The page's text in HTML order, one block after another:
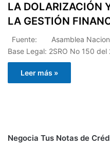
LA DOLARIZACIÓN
LA GESTIÓN
Fuente: Asamblea
Base Legal: 2SRO No 150
Leer más »
Negocia Tus Notas de